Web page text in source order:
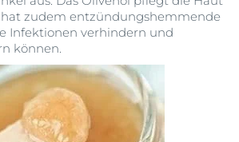
zudem entzündungshemmende
Infektionen verhindern und
können.